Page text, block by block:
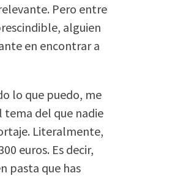
Pero entre
alguien
en encontrar a
lo que puedo, me
tema del que nadie
Literalmente,
euros. Es decir,
pasta que has